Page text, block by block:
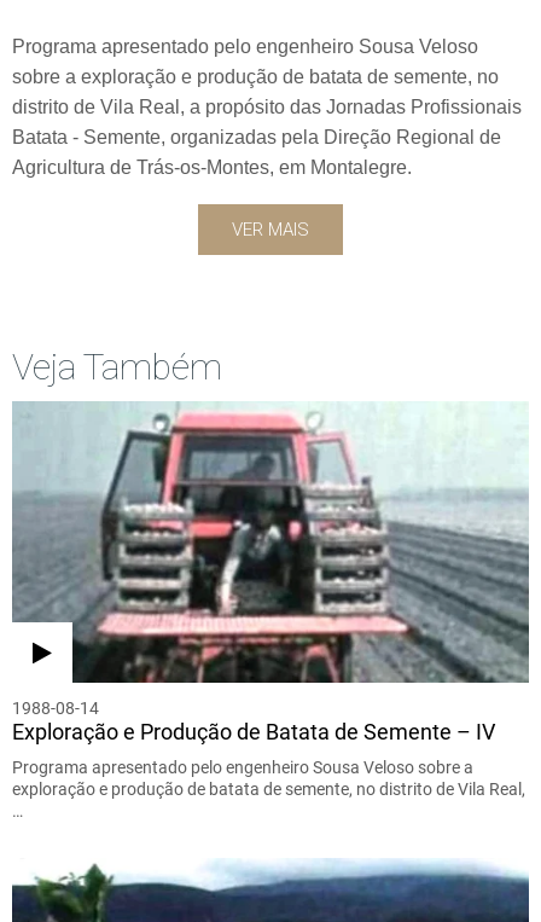
Programa apresentado pelo engenheiro Sousa Veloso
sobre a exploração e produção de batata de semente, no
distrito de Vila Real, a propósito das Jornadas Profissionais
Batata - Semente, organizadas pela Direção Regional de
Agricultura de Trás-os-Montes, em Montalegre.
VER MAIS
Veja Também
1988-08-14
Exploração e Produção de Batata de Semente – IV
Programa apresentado pelo engenheiro Sousa Veloso sobre a
exploração e produção de batata de semente, no distrito de Vila Real,
…